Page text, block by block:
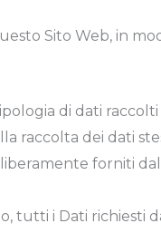
Sito Web, in
di dati
raccolta dei dati
liberamente forniti
tutti i Dati richiesti